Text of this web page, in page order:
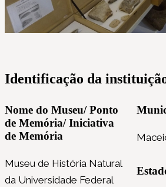
Identificação da
Nome do Museu/ Ponto
de Memória/ Iniciativa
de Memória
Museu de História Natural
da Universidade Federal